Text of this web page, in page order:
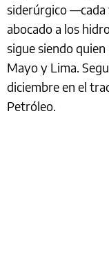
siderúrgico ―cada
abocado a los
sigue siendo
Mayo y Lima.
diciembre en el
Petróleo.